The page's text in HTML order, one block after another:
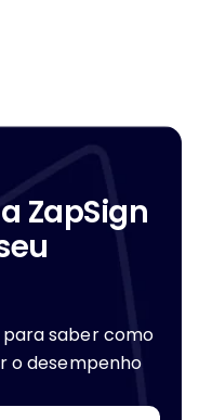
ZapSign
saber como
o desempenho